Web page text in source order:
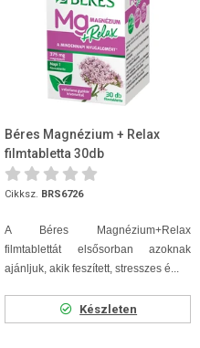
Béres Magnézium + Relax
filmtabletta 30db
Cikksz. BRS6726
A Béres Magnézium+Relax
filmtablettát elsősorban azoknak
ajánljuk, akik feszített, stresszes é...
Készleten